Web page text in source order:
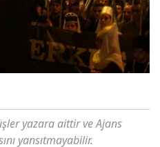
yazara aittir ve Ajans
yansıtmayabilir.